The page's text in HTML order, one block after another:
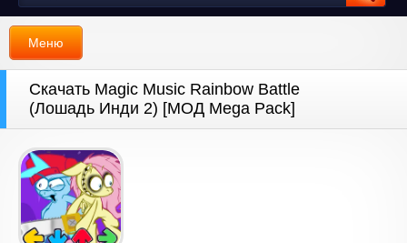
Меню
Скачать Magic Music Rainbow Battle
(Лошадь Инди 2) [МОД Mega Pack]